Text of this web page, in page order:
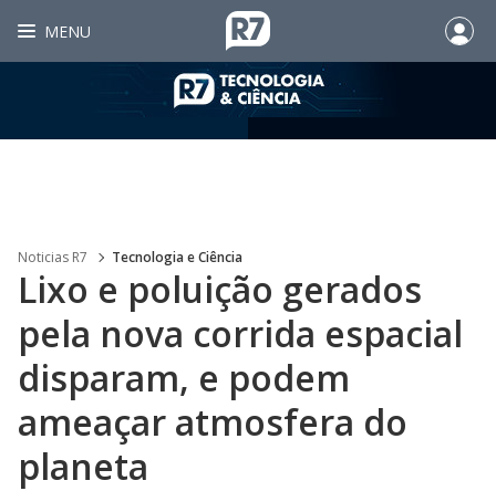
MENU
Noticias R7 Tecnologia e Ciência
Lixo e poluição gerados
pela nova corrida espacial
disparam, e podem
ameaçar atmosfera do
planeta